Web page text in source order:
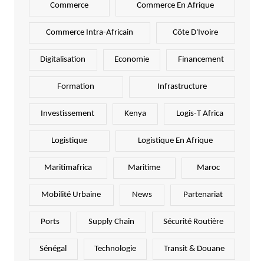
Commerce Commerce En Afrique
Commerce Intra-Africain Côte D'Ivoire
Digitalisation Economie Financement
Formation Infrastructure
Investissement Kenya Logis-T Africa
Logistique Logistique En Afrique
Maritimafrica Maritime Maroc
Mobilité Urbaine News Partenariat
Ports Supply Chain Sécurité Routière
Sénégal Technologie Transit & Douane